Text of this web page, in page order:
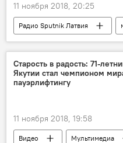
11 ноября 2018, 20:25
Радио Sputnik Латвия
вегетарианство
Старость в радость: 71-
Якутии стал чемпионом
пауэрлифтингу
11 ноября 2018, 19:58
Видео
Мультимедиа